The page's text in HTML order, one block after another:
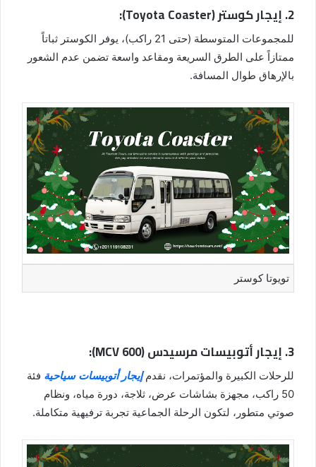
2. إيجار كوستر (Toyota Coaster):
للمجموعات المتوسطة (حتى 21 راكب)، يوفر الكوستر ثباتاً
ممتازاً على الطرق السريعة ومقاعد واسعة تضمن عدم الشعور
بالإرهاق طوال المسافة.
تويوتا كوستر
3. إيجار أتوبيسات مرسيدس (MCV 600):
للرحلات الكبيرة والمؤتمرات، نقدمإيجار أتوبيسات سياحية فئة
50 راكب، مجهزة بشاشات عرض، ثلاجة، دورة مياه، ونظام
صوتي متطور، لتكون الرحلة الجماعية تجربة ترفيهية متكاملة.